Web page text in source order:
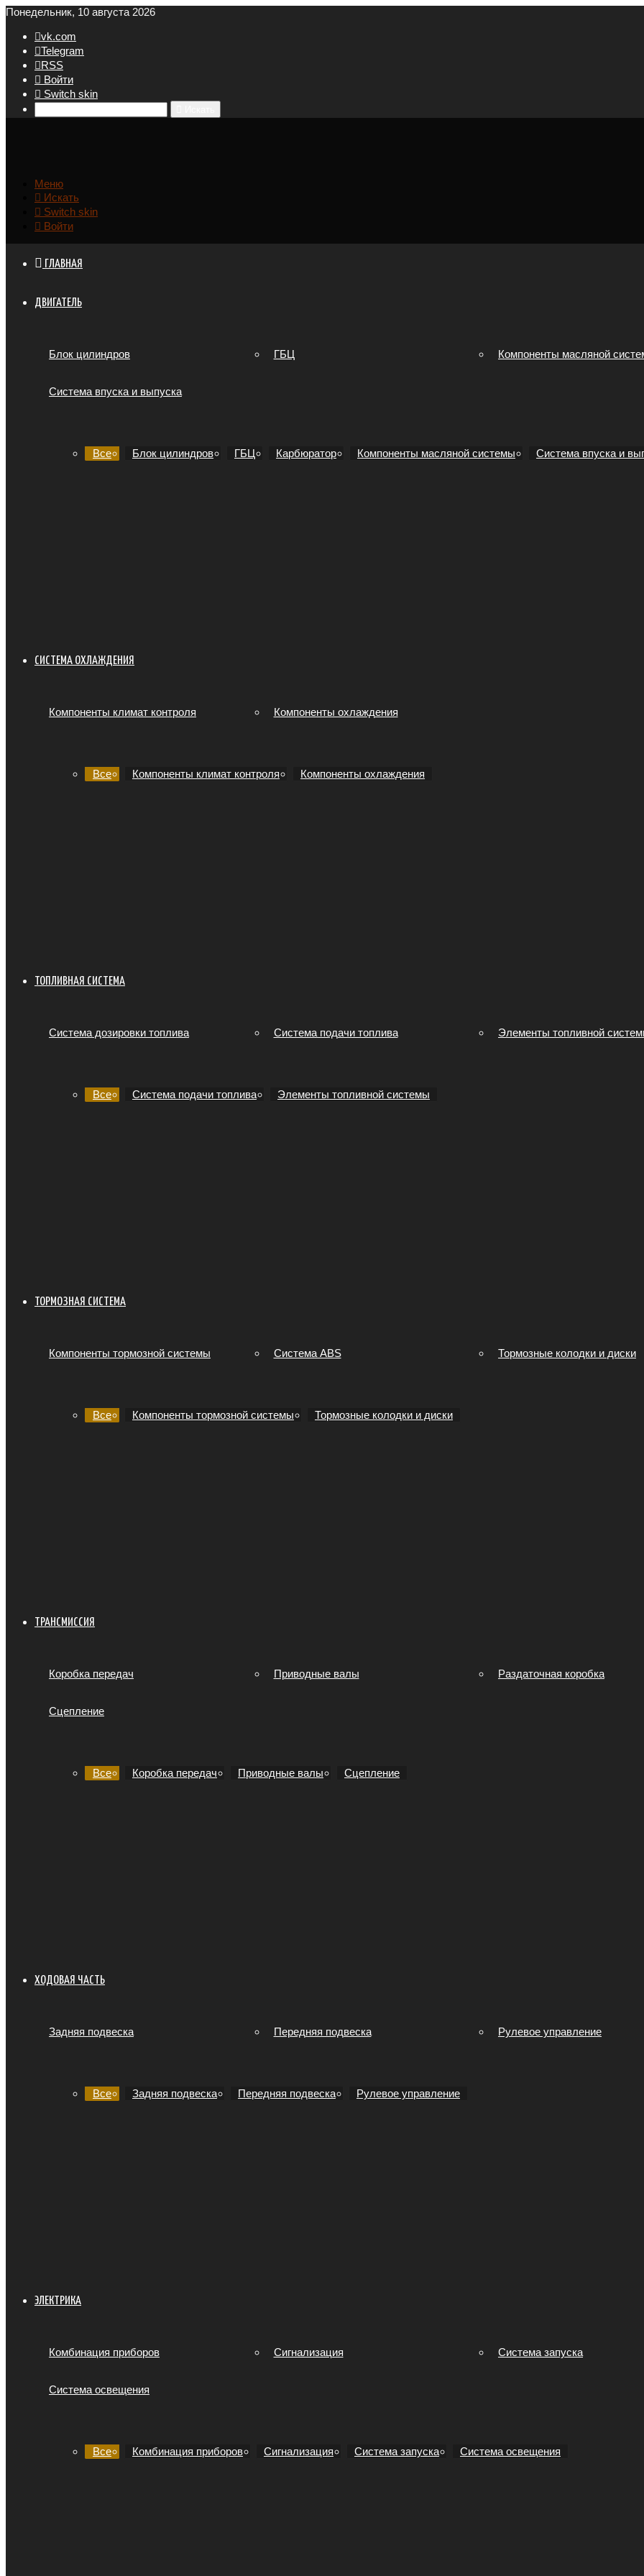
Понедельник, 10 августа 2026
vk.com
Telegram
RSS
Войти
Switch skin
Меню
Искать
Switch skin
Войти
ГЛАВНАЯ
ДВИГАТЕЛЬ
Блок цилиндров ГБЦ Компоненты масляной
Система впуска и выпуска
Все Блок цилиндров ГБЦ Карбюратор Компоненты масляной системы Система впуска и
СИСТЕМА ОХЛАЖДЕНИЯ
Компоненты климат контроля Компоненты охлаждения
Все Компоненты климат контроля Компоненты охлаждения
ТОПЛИВНАЯ СИСТЕМА
Система дозировки топлива Система подачи топлива Элементы топливной
Все Система подачи топлива Элементы топливной системы
ТОРМОЗНАЯ СИСТЕМА
Компоненты тормозной системы Система ABS Тормозные колодки и диски
Все Компоненты тормозной системы Тормозные колодки и диски
ТРАНСМИССИЯ
Коробка передач Приводные валы Раздаточная коробка
Сцепление
Все Коробка передач Приводные валы Сцепление
ХОДОВАЯ ЧАСТЬ
Задняя подвеска Передняя подвеска Рулевое управление
Все Задняя подвеска Передняя подвеска Рулевое управление
ЭЛЕКТРИКА
Комбинация приборов Сигнализация Система запуска
Система освещения
Все Комбинация приборов Сигнализация Система запуска Система освещения